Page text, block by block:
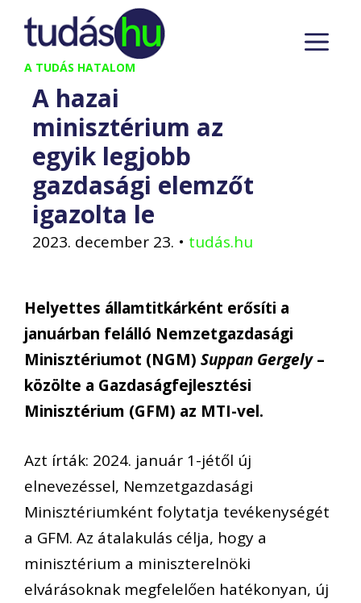
Kilépés
tartalomba
A TUDÁS HATALOM
A hazai
minisztérium az
egyik legjobb
gazdasági elemzőt
igazolta le
2023. december 23. • tudás.hu
Helyettes államtitkárként erősíti a
januárban felálló Nemzetgazdasági
Minisztériumot (NGM) Suppan Gergely–
közölte a Gazdaságfejlesztési
Minisztérium (GFM) az MTI-vel.
Azt írták: 2024. január 1-jétől új
elnevezéssel, Nemzetgazdasági
Minisztériumként folytatja tevékenységét
a GFM. Az átalakulás célja, hogy a
minisztérium a miniszterelnöki
elvárásoknak megfelelően hatékonyan, új